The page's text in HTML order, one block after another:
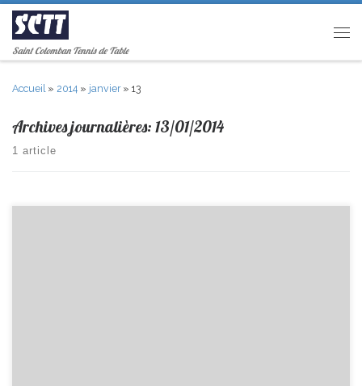
Passer au contenu
Saint Colomban Tennis de Table
Accueil » 2014 » janvier » 13
Archives journalières: 13/01/2014
1 article